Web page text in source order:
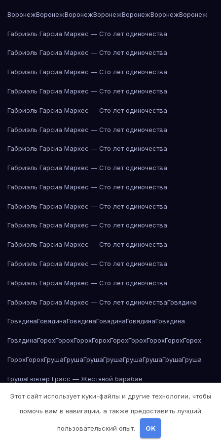
ВоронежВоронежВоронежВоронежВоронежВоронежВоронеж
Габриэль Гарсиа Маркес — Сто лет одиночества
Габриэль Гарсиа Маркес — Сто лет одиночества
Габриэль Гарсиа Маркес — Сто лет одиночества
Габриэль Гарсиа Маркес — Сто лет одиночества
Габриэль Гарсиа Маркес — Сто лет одиночества
Габриэль Гарсиа Маркес — Сто лет одиночества
Габриэль Гарсиа Маркес — Сто лет одиночества
Габриэль Гарсиа Маркес — Сто лет одиночества
Габриэль Гарсиа Маркес — Сто лет одиночества
Габриэль Гарсиа Маркес — Сто лет одиночества
Габриэль Гарсиа Маркес — Сто лет одиночества
Габриэль Гарсиа Маркес — Сто лет одиночества
Габриэль Гарсиа Маркес — Сто лет одиночества
Габриэль Гарсиа Маркес — Сто лет одиночества
Габриэль Гарсиа Маркес — Сто лет одиночестваГовядина
ГовядинаГовядинаГовядинаГовядинаГовядинаГовядина
ГовядинаГорохГорохГорохГорохГорохГорохГорохГорохГорох
ГорохГорохГрушаГрушаГрушаГрушаГрушаГрушаГрушаГруша
ГрушаГюнтер Грасс — Жестяной барабан
Даниэль Дефо — Робинзон Крузо
Дж. Д. Сэлинджер — Над пропастью во ржи
Дж. К. Роулинг — Гарри Поттер и философский камень
Этот сайт использует куки-файлы и другие технологии, чтобы
помочь вам в навигации, а также предоставить лучший
пользовательский опыт. OK